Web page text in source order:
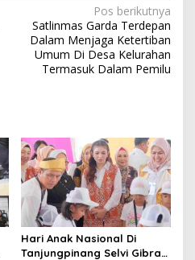
Pos berikutnya
Satlinmas Garda Terdepan
Dalam Menjaga Ketertiban
Umum Di Desa Kelurahan
Termasuk Dalam Pemilu
Hari Anak Nasional Di
Tanjungpinang Selvi Gibran